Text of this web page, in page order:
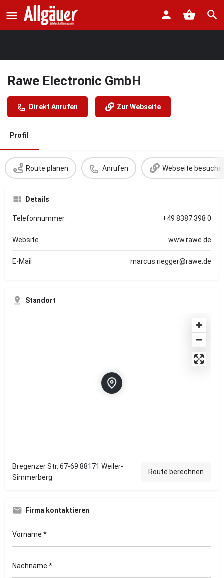
Rawe Electronic GmbH
Direkt Anrufen Zur Webseite
Profil
Route planen Anrufen Webseite
Details
Telefonnummer +49 8387 398 0
Website www.rawe.de
E-Mail marcus.riegger@rawe.de
Standort
Bregenzer Str. 67-69 88171 Weiler-
Simmerberg
Route berechnen
Firma kontaktieren